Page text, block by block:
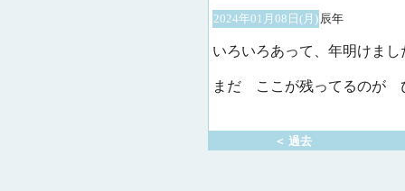
2024年01月08日(月) 辰年
いろいろあって、年明けまし
まだ ここが残ってるのが
＜ 過去